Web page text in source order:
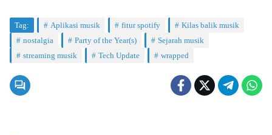
Tag: Aplikasi musik fitur spotify
Kilas balik musik
nostalgia
Party of the Year(s)
Sejarah musik
streaming musik
Tech Update wrapped